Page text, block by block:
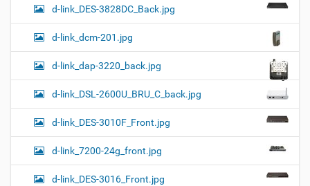
d-link_DES-3828DC_Back.jpg
d-link_dcm-201.jpg
d-link_dap-3220_back.jpg
d-link_DSL-2600U_BRU_C_back.jpg
d-link_DES-3010F_Front.jpg
d-link_7200-24g_front.jpg
d-link_DES-3016_Front.jpg